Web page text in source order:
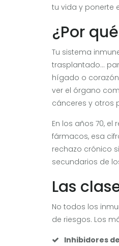
tu vida y ponerte
¿Por
Tu sistema
trasplantado...
hígado o
ver el órgano
cánceres y otros
En los años 70,
fármacos, esa
rechazo crónico
secundarios de
Las
No todos los
de riesgos. Los
Inhibidores